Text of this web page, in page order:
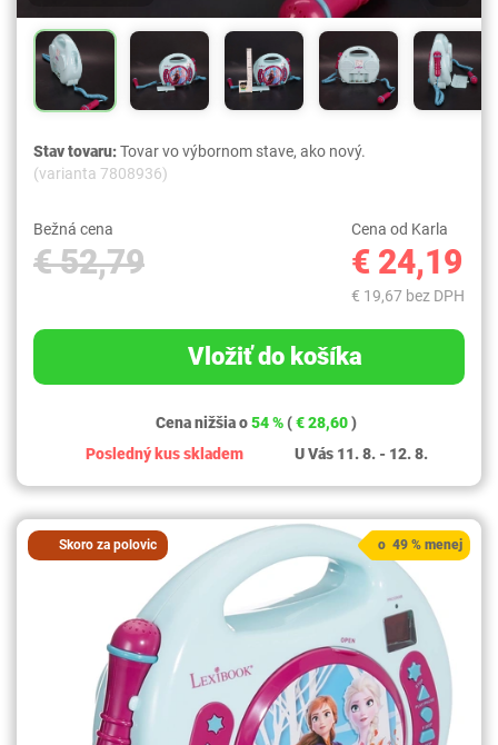
Stav tovaru:Tovar vo výbornom stave, ako nový.
(varianta 7808936)
Bežná cena
€ 52,79
Cena od Karla
€ 24,19
€ 19,67 bez DPH
Vložiť do košíka
Cena nižšia o54 % (€ 28,60)
Posledný kus skladem
U Vás 11. 8. - 12. 8.
Skoro za polovic o 49 % menej